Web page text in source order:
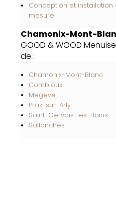
Conception et
mesure
Chamonix-Mont-
GOOD & WOOD
de :
Chamonix-Mont-Blanc
Combloux
Megève
Praz-sur-Arly
Saint-Gervais-les-Bains
Sallanches